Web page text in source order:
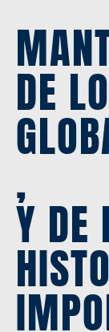
DE
,
Y DE